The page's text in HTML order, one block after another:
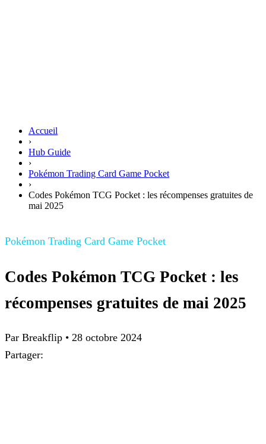
Accueil
›
Hub Guide
›
Pokémon Trading Card Game Pocket
›
Codes Pokémon TCG Pocket : les récompenses gratuites de
mai 2025
Pokémon Trading Card Game Pocket
Codes Pokémon TCG Pocket : les
récompenses gratuites de mai 2025
Par Breakflip • 28 octobre 2024
Partager: